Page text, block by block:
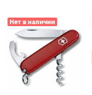
Нет в наличии